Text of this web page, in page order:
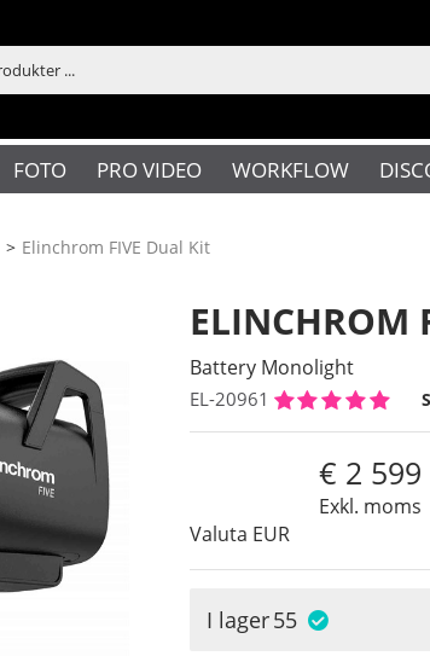
FOTO PRO VIDEO WORKFLOW
> Elinchrom FIVE Dual Kit
ELINCHROM
Battery Monolight
EL-20961
Exkl. moms
2 599
Valuta EUR
I lager55